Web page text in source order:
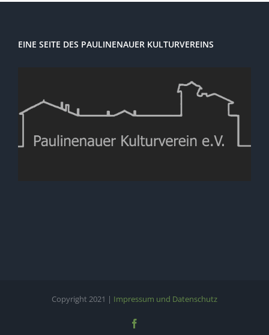
EINE SEITE DES PAULINENAUER KULTURVEREINS
Copyright 2021 | Impressum und Datenschutz